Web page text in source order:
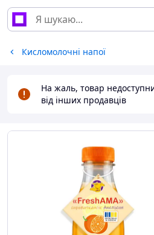
Кисломолочні напої
На жаль, товар
від інших продавців